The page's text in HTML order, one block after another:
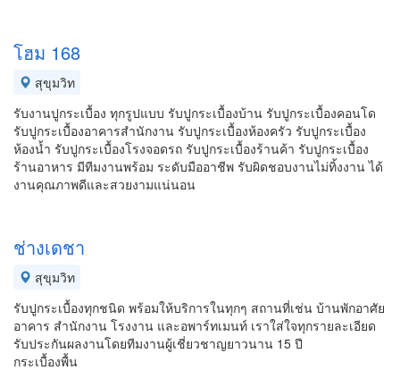
โฮม 168
สุขุมวิท
รับงานปูกระเบื้อง ทุกรูปแบบ รับปูกระเบื้องบ้าน รับปูกระเบื้องคอนโด
รับปูกระเบื้องอาคารสำนักงาน รับปูกระเบื้องห้องครัว รับปูกระเบื้อง
ห้องน้ำ รับปูกระเบื้องโรงจอดรถ รับปูกระเบื้องร้านค้า รับปูกระเบื้อง
ร้านอาหาร มีทีมงานพร้อม ระดับมืออาชีพ รับผิดชอบงานไม่ทิ้งงาน ได้
งานคุณภาพดีและสวยงามแน่นอน
ช่างเดชา
สุขุมวิท
รับปูกระเบื้องทุกชนิด พร้อมให้บริการในทุกๆ สถานที่เช่น บ้านพักอาศัย
อาคาร สำนักงาน โรงงาน และอพาร์ทเมนท์ เราใส่ใจทุกรายละเอียด
รับประกันผลงานโดยทีมงานผู้เชี่ยวชาญยาวนาน 15 ปี
กระเบื้องพื้น